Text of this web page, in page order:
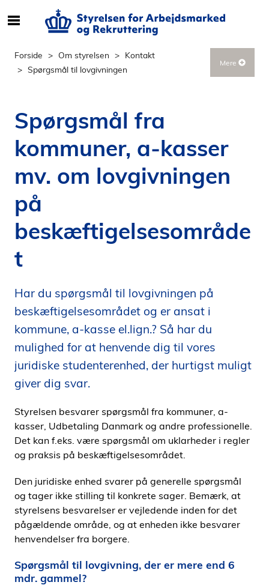
e
r
n
h
l
p
d
e
Forside Om styrelsen
Kontakt
Spørgsmål til lovgivningen
Mere
Spørgsmål fra
kommuner, a-kasser
mv. om lovgivningen
på
beskæftigelsesområde
t
Har du spørgsmål til lovgivningen på
beskæftigelsesområdet og er ansat i
kommune, a-kasse el.lign.? Så har du
mulighed for at henvende dig til vores
juridiske studenterenhed, der hurtigst muligt
giver dig svar.
Styrelsen besvarer spørgsmål fra kommuner, a-
kasser, Udbetaling Danmark og andre professionelle.
Det kan f.eks. være spørgsmål om uklarheder i regler
og praksis på beskæftigelsesområdet.
Den juridiske enhed svarer på generelle spørgsmål
og tager ikke stilling til konkrete sager. Bemærk, at
styrelsens besvarelser er vejledende inden for det
pågældende område, og at enheden ikke besvarer
henvendelser fra borgere.
Spørgsmål til lovgivning, der er mere end 6
mdr. gammel?